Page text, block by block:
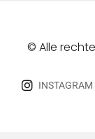
© Alle
INSTAGRAM